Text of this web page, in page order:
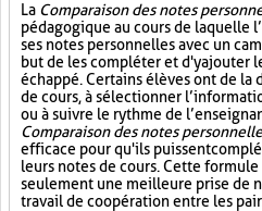
La Comparaison des notes
pédagogique au cours de laquelle
ses notes personnelles avec un
but de les compléter et d'y ajouter
échappé. Certains élèves ont de
de cours, à sélectionner
ou à suivre le rythme de
Comparaison des notes
efficace pour qu'ils puissent
leurs notes de cours. Cette
seulement une meilleure prise de
travail de coopération entre les